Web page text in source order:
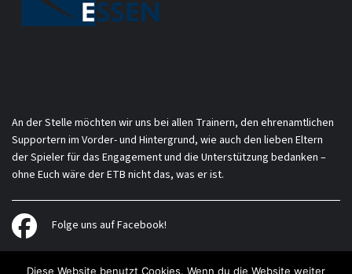
An der Stelle möchten wir uns bei allen Trainern, den ehrenamtlichen
Supportern im Vorder- und Hintergrund, wie auch den lieben Eltern
der Spieler für das Engagement und die Unterstützung bedanken –
ohne Euch wäre der ETB nicht das, was er ist.
Folge uns auf Facebook!
Diese Website benutzt Cookies. Wenn du die Website weiter